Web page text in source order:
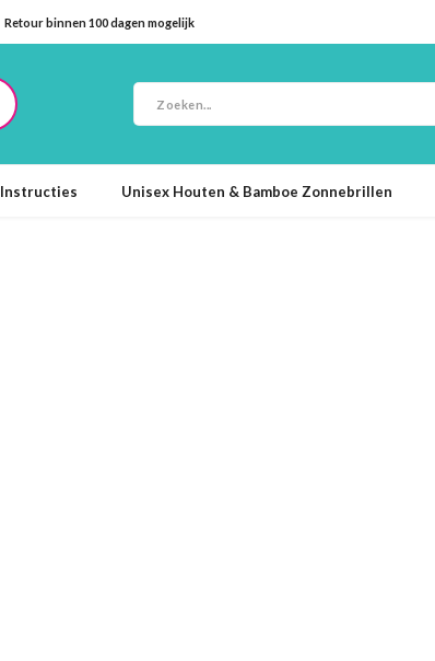
Retour binnen 100 dagen mogelijk
Instructies Unisex Houten & Bamboe Zonnebrillen